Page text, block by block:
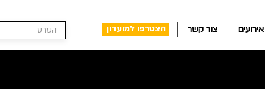
הצטרפו למועדון אירועים צור קשר